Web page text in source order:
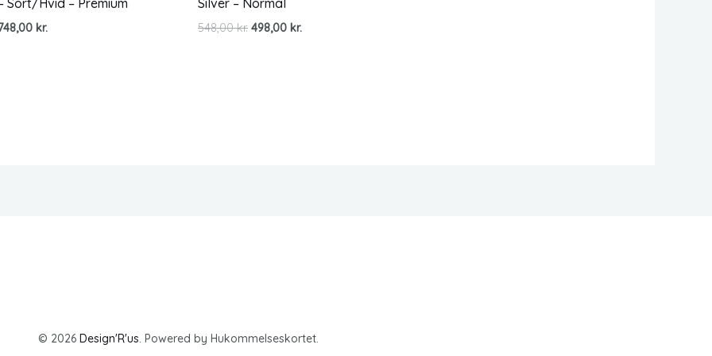
Sort/Hvid – Premium
kr.
Silver – Normal
548,00kr. Den
498,00 kr.Den
© 2026 Design'R'us. Powered by Hukommelseskortet.